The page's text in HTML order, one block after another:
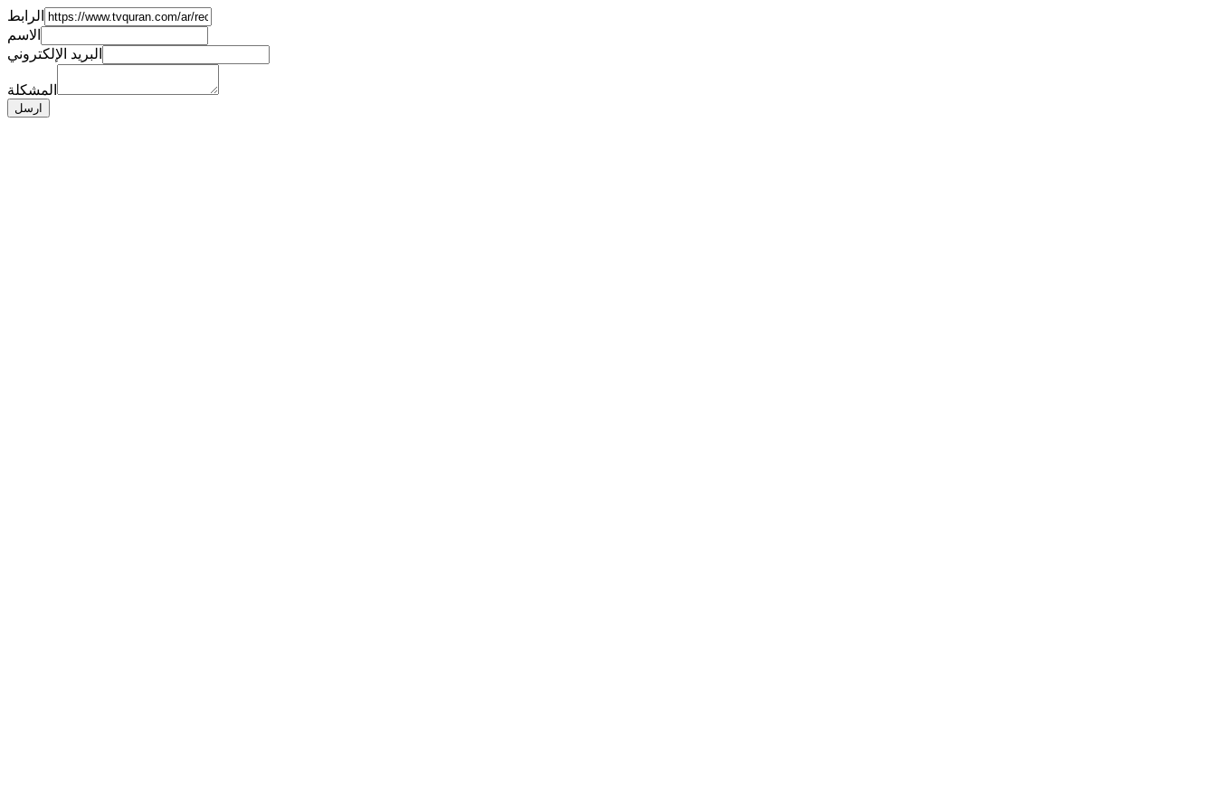
الرابط
الاسم
البريد الإلكتروني
المشكلة
ارسل